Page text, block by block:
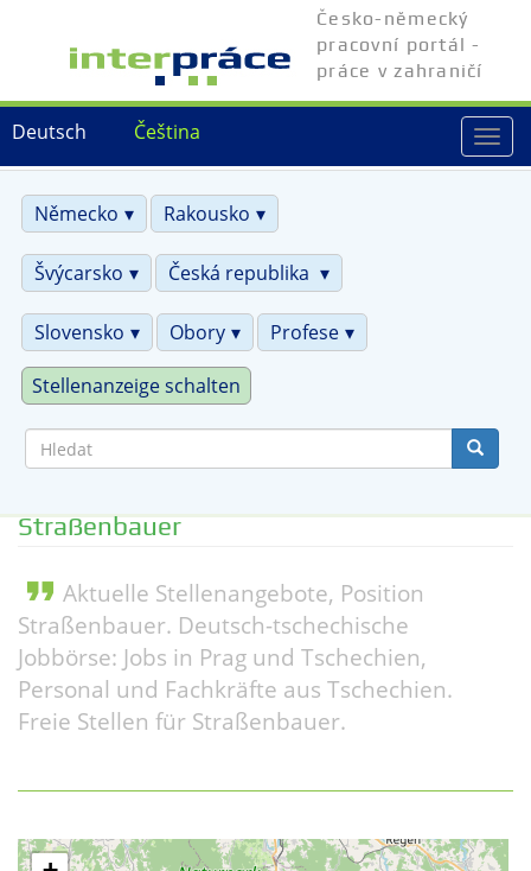
hlavnímu
Čeština
Deutsch
Česko-německý
pracovní portál -
práce v zahraničí
Německo
Rakousko
Švýcarsko Česká republika
Slovensko Obory Profese
Stellenanzeige schalten
Straßenbauer
format_quote Aktuelle Stellenangebote, Position
Straßenbauer. Deutsch-tschechische
Jobbörse: Jobs in Prag und Tschechien,
Personal und Fachkräfte aus Tschechien.
Freie Stellen für Straßenbauer.